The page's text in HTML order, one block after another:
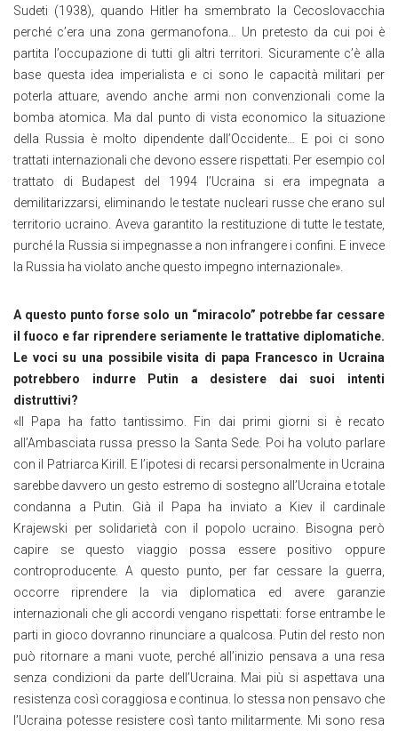
Sudeti (1938), quando Hitler ha smembrato la Cecoslovacchia
perché c’era una zona germanofona… Un pretesto da cui poi è
partita l’occupazione di tutti gli altri territori. Sicuramente c’è alla
base questa idea imperialista e ci sono le capacità militari per
poterla attuare, avendo anche armi non convenzionali come la
bomba atomica. Ma dal punto di vista economico la situazione
della Russia è molto dipendente dall’Occidente… E poi ci sono
trattati internazionali che devono essere rispettati. Per esempio col
trattato di Budapest del 1994 l’Ucraina si era impegnata a
demilitarizzarsi, eliminando le testate nucleari russe che erano sul
territorio ucraino. Aveva garantito la restituzione di tutte le testate,
purché la Russia si impegnasse a non infrangere i confini. E invece
la Russia ha violato anche questo impegno internazionale».
A questo punto forse solo un “miracolo” potrebbe far cessare
il fuoco e far riprendere seriamente le trattative diplomatiche.
Le voci su una possibile visita di papa Francesco in Ucraina
potrebbero indurre Putin a desistere dai suoi intenti
distruttivi?
«Il Papa ha fatto tantissimo. Fin dai primi giorni si è recato
all’Ambasciata russa presso la Santa Sede. Poi ha voluto parlare
con il Patriarca Kirill. E l’ipotesi di recarsi personalmente in Ucraina
sarebbe davvero un gesto estremo di sostegno all’Ucraina e totale
condanna a Putin. Già il Papa ha inviato a Kiev il cardinale
Krajewski per solidarietà con il popolo ucraino. Bisogna però
capire se questo viaggio possa essere positivo oppure
controproducente. A questo punto, per far cessare la guerra,
occorre riprendere la via diplomatica ed avere garanzie
internazionali che gli accordi vengano rispettati: forse entrambe le
parti in gioco dovranno rinunciare a qualcosa. Putin del resto non
può ritornare a mani vuote, perché all’inizio pensava a una resa
senza condizioni da parte dell’Ucraina. Mai più si aspettava una
resistenza così coraggiosa e continua. Io stessa non pensavo che
l’Ucraina potesse resistere così tanto militarmente. Mi sono resa